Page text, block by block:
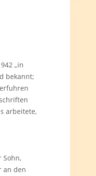
„in
bekannt;
arbeitete,
an den